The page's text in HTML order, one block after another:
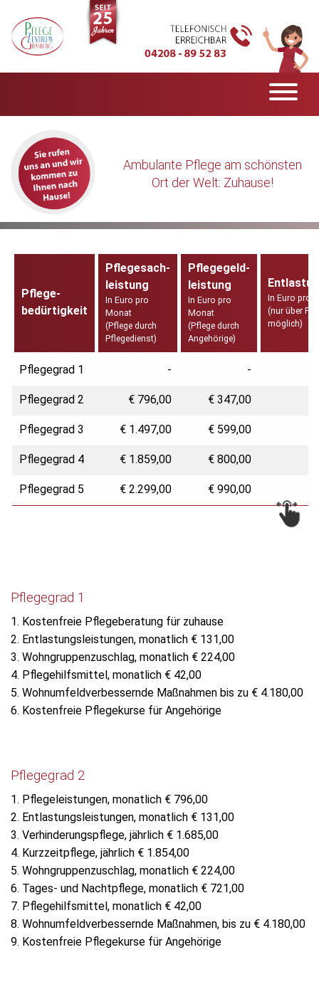
Ambulante Pflege am schönsten
Ort der Welt: Zuhause!
Pflege-
bedürtigkeit
Pflegesach-
leistung
In Euro pro
Monat
(Pflege durch
Pflegedienst)
Pflegegeld-
leistung
In Euro pro
Monat
(Pflege durch
Angehörige)
In Euro pro
(nur über
möglich)
Pflegegrad 1 - -
Pflegegrad 2 € 796,00 € 347,00
Pflegegrad 3 € 1.497,00 € 599,00
Pflegegrad 4 € 1.859,00 € 800,00
Pflegegrad 5 € 2.299,00 € 990,00
Pflegegrad 1
1. Kostenfreie Pflegeberatung für zuhause
2. Entlastungsleistungen, monatlich € 131,00
3. Wohngruppenzuschlag, monatlich € 224,00
4. Pflegehilfsmittel, monatlich € 42,00
5. Wohnumfeldverbessernde Maßnahmen bis zu € 4.180,00
6. Kostenfreie Pflegekurse für Angehörige
Pflegegrad 2
1. Pflegeleistungen, monatlich € 796,00
2. Entlastungsleistungen, monatlich € 131,00
3. Verhinderungspflege, jährlich € 1.685,00
4. Kurzzeitpflege, jährlich € 1.854,00
5. Wohngruppenzuschlag, monatlich € 224,00
6. Tages- und Nachtpflege, monatlich € 721,00
7. Pflegehilfsmittel, monatlich € 42,00
8. Wohnumfeldverbessernde Maßnahmen, bis zu € 4.180,00
9. Kostenfreie Pflegekurse für Angehörige